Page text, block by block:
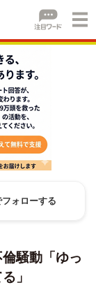
ォローする
騒動「ゆっ
」